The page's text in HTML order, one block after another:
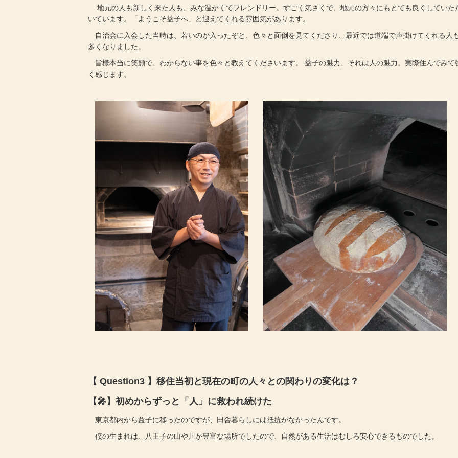
地元の人も新しく来た人も、みな温かくてフレンドリー。すごく気さくで、地元の方々にもとても良くしていた
いています。「ようこそ益子へ」と迎えてくれる雰囲気があります。
自治会に入会した当時は、若いのが入ったぞと、色々と面倒を見てくださり、最近では道端で声掛けてくれる人
多くなりました。
皆様本当に笑顔で、わからない事を色々と教えてくださいます。 益子の魅力、それは人の魅力。実際住んでみて
く感じます。
【 Question3 】移住当初と現在の町の人々との関わりの変化は？
【🎤】初めからずっと「人」に救われ続けた
東京都内から益子に移ったのですが、田舎暮らしには抵抗がなかったんです。
僕の生まれは、八王子の山や川が豊富な場所でしたので、自然がある生活はむしろ安心できるものでした。